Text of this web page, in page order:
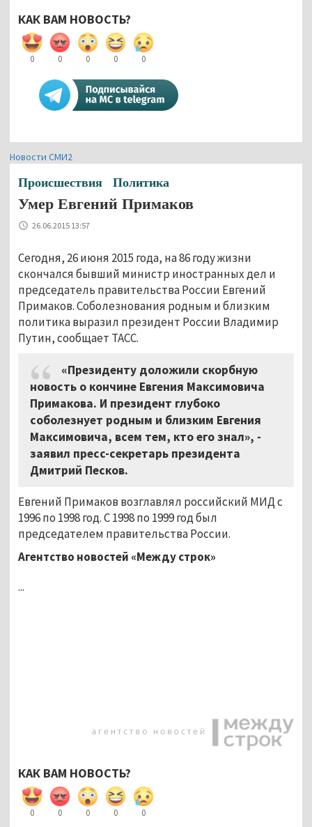
КАК ВАМ НОВОСТЬ?
0 0 0 0 0
Новости СМИ2
Происшествия Политика
Умер Евгений Примаков
26.06.2015 13:57
Сегодня, 26 июня 2015 года, на 86 году жизни
скончался бывший министр иностранных дел и
председатель правительства России Евгений
Примаков. Соболезнования родным и близким
политика выразил президент России Владимир
Путин, сообщает ТАСС.
«Президенту доложили скорбную
новость о кончине Евгения Максимовича
Примакова. И президент глубоко
соболезнует родным и близким Евгения
Максимовича, всем тем, кто его знал», -
заявил пресс-секретарь президента
Дмитрий Песков.
Евгений Примаков возглавлял российский МИД с
1996 по 1998 год. С 1998 по 1999 год был
председателем правительства России.
Агентство новостей «Между строк»
...
КАК ВАМ НОВОСТЬ?
0 0 0 0 0